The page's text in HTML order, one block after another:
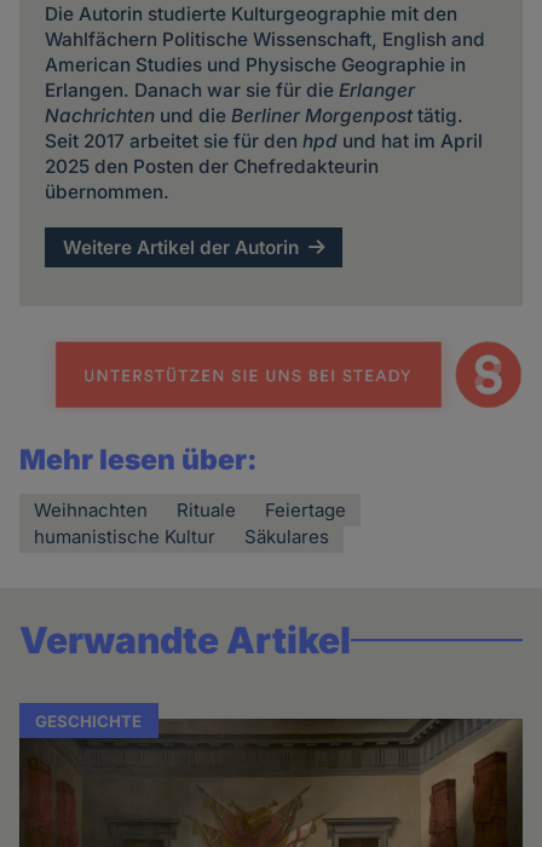
Die Autorin studierte Kulturgeographie mit den
Wahlfächern Politische Wissenschaft, English and
American Studies und Physische Geographie in
Erlangen. Danach war sie für die Erlanger
Nachrichtenund die Berliner Morgenposttätig.
Seit 2017 arbeitet sie für den hpdund hat im April
2025 den Posten der Chefredakteurin
übernommen.
Weitere Artikel der Autorin
Mehr lesen über:
Weihnachten Rituale
Feiertage
humanistische Kultur
Säkulares
Verwandte Artikel
GESCHICHTE